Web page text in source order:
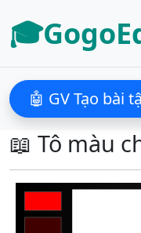
🤖 GV Tạo bài
📖 Tô màu